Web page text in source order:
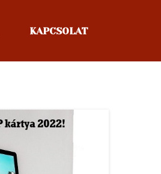
KAPCSOLAT